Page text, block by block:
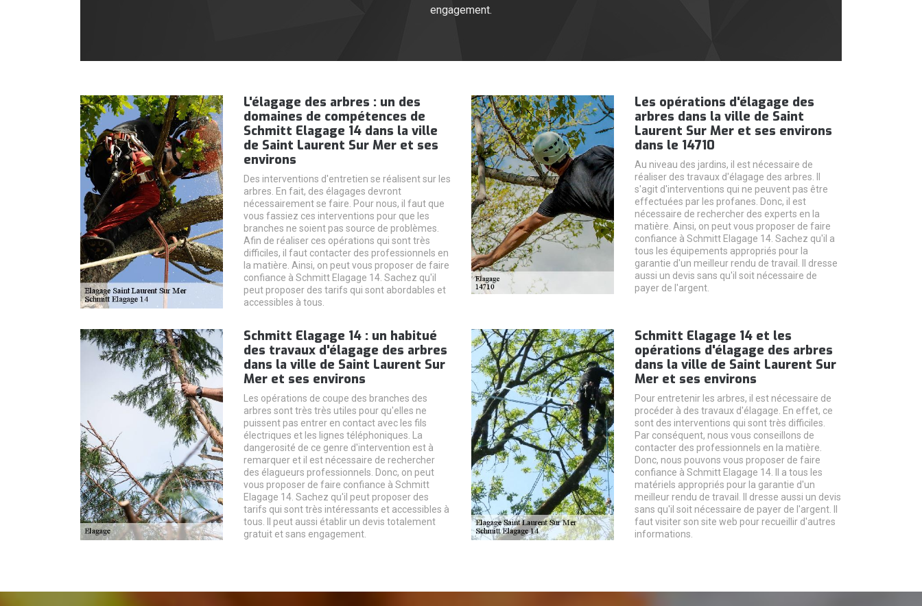
engagement.
L'élagage des arbres : un des
domaines de compétences de
Schmitt Elagage 14 dans la ville
de Saint Laurent Sur Mer et ses
environs
Des interventions d'entretien se réalisent sur les
arbres. En fait, des élagages devront
nécessairement se faire. Pour nous, il faut que
vous fassiez ces interventions pour que les
branches ne soient pas source de problèmes.
Afin de réaliser ces opérations qui sont très
difficiles, il faut contacter des professionnels en
la matière. Ainsi, on peut vous proposer de faire
confiance à Schmitt Elagage 14. Sachez qu'il
peut proposer des tarifs qui sont abordables et
accessibles à tous.
Les opérations d'élagage des
arbres dans la ville de Saint
Laurent Sur Mer et ses environs
dans le 14710
Au niveau des jardins, il est nécessaire de
réaliser des travaux d'élagage des arbres. Il
s'agit d'interventions qui ne peuvent pas être
effectuées par les profanes. Donc, il est
nécessaire de rechercher des experts en la
matière. Ainsi, on peut vous proposer de faire
confiance à Schmitt Elagage 14. Sachez qu'il a
tous les équipements appropriés pour la
garantie d'un meilleur rendu de travail. Il dresse
aussi un devis sans qu'il soit nécessaire de
payer de l'argent.
Schmitt Elagage 14 : un habitué
des travaux d'élagage des arbres
dans la ville de Saint Laurent Sur
Mer et ses environs
Les opérations de coupe des branches des
arbres sont très très utiles pour qu'elles ne
puissent pas entrer en contact avec les fils
électriques et les lignes téléphoniques. La
dangerosité de ce genre d'intervention est à
remarquer et il est nécessaire de rechercher
des élagueurs professionnels. Donc, on peut
vous proposer de faire confiance à Schmitt
Elagage 14. Sachez qu'il peut proposer des
tarifs qui sont très intéressants et accessibles à
tous. Il peut aussi établir un devis totalement
gratuit et sans engagement.
Schmitt Elagage 14 et les
opérations d'élagage des arbres
dans la ville de Saint Laurent Sur
Mer et ses environs
Pour entretenir les arbres, il est nécessaire de
procéder à des travaux d'élagage. En effet, ce
sont des interventions qui sont très difficiles.
Par conséquent, nous vous conseillons de
contacter des professionnels en la matière.
Donc, nous pouvons vous proposer de faire
confiance à Schmitt Elagage 14. Il a tous les
matériels appropriés pour la garantie d'un
meilleur rendu de travail. Il dresse aussi un devis
sans qu'il soit nécessaire de payer de l'argent. Il
faut visiter son site web pour recueillir d'autres
informations.